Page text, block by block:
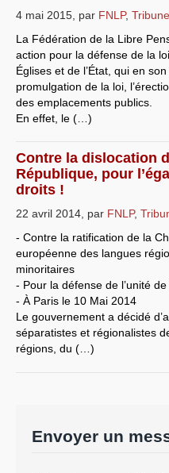
4 mai 2015 par FNLP,
La Fédération de la Libre
action pour la défense de la
Églises et de l’État, qui en
promulgation de la loi,
des emplacements publics.
En effet, le (…)
Contre la dislocation
République, pour
droits !
22 avril 2014 par FNLP,
- Contre la ratification de la
européenne des langues
minoritaires
- Pour la défense de l’unité
- À Paris le 10 Mai 2014
Le gouvernement a décidé
séparatistes et régionalistes
régions, du (…)
Envoyer un